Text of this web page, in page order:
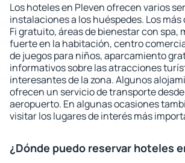
Los hoteles en Pleven ofrecen varios
instalaciones a los huéspedes. Los
Fi gratuito, áreas de bienestar con spa,
fuerte en la habitación, centro
de juegos para niños, aparcamiento
informativos sobre las atracciones
interesantes de la zona. Algunos
ofrecen un servicio de transporte
aeropuerto. En algunas ocasiones
visitar los lugares de interés más
¿Dónde puedo reservar hoteles